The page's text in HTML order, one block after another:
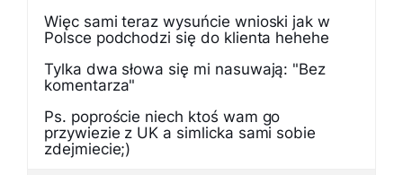
Więc sami teraz wysuńcie wnioski jak w
Polsce podchodzi się do klienta hehehe
Tylka dwa słowa się mi nasuwają: "Bez
komentarza"
Ps. poproście niech ktoś wam go
przywiezie z UK a simlicka sami sobie
zdejmiecie;)